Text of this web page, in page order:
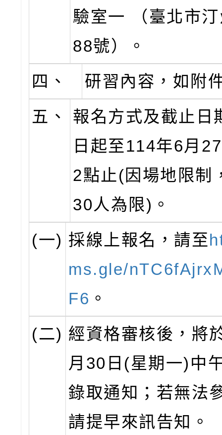
驗室一 （臺北市
88號）。
四、
研習內容，如附
五、
報名方式及截止日
日起至114年6月
2點止(因場地限制
30人為限)。
(一) 採線上報名，請至
ms.gle/
F6 。
(二) 經資格審核後，將
月30日(星期一)中
錄取通知；若無法
請提早來訊告知。